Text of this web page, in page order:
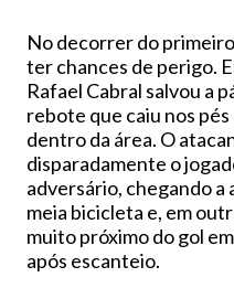
No decorrer do
ter chances de perigo.
Rafael Cabral salvou a
rebote que caiu nos
dentro da área. O
disparadamente o
adversário, chegando a
meia bicicleta e, em
muito próximo do gol
após escanteio.